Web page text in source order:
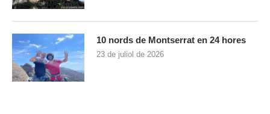
10 nords de Montserrat en 24 hores
23 de juliol de 2026